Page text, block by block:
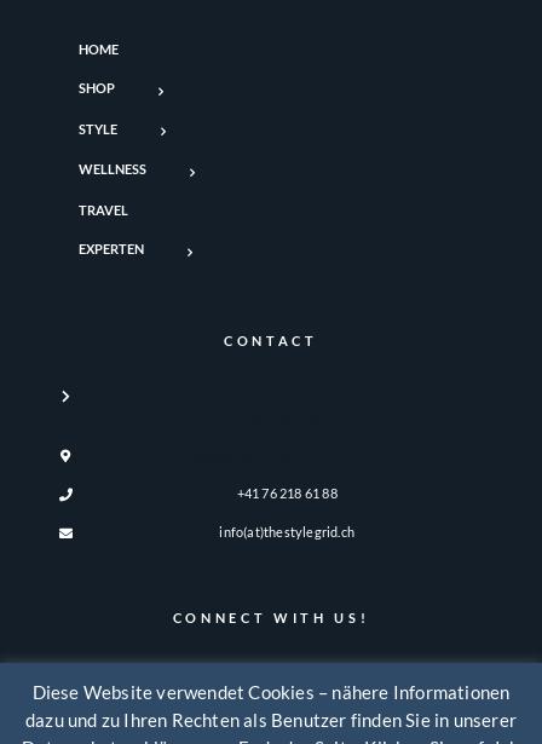
HOME
SHOP
STYLE
WELLNESS
TRAVEL
EXPERTEN
CONTACT
+41 76 218 61 88
info(at)thestylegrid.ch
CONNECT WITH US!
Diese Website verwendet Cookies – nähere Informationen
dazu und zu Ihren Rechten als Benutzer finden Sie in unserer